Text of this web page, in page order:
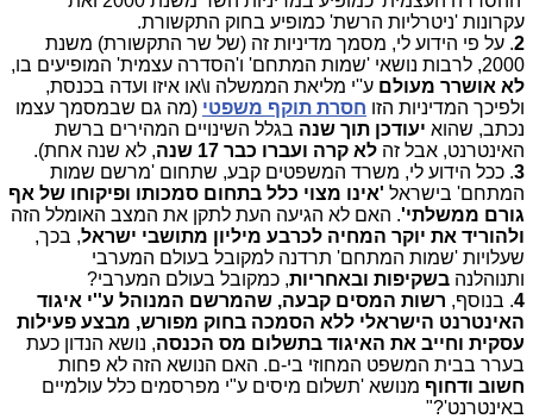
עקרונות 'ניטרליות הרשת' כמופיע בחוק התקשורת.
2. על פי הידוע לי, מסמך מדיניות זה (של שר התקשורת) משנת
2000, לרבות נושאי 'שמות המתחם' ו'הסדרה עצמית' המופיעים בו,
לא אושרר מעולם ע''י מליאת הממשלה ו\או איזו ועדה בכנסת,
ולפיכך המדיניות הזו חסרת תוקף משפטי (מה גם שבמסמך עצמו
נכתב, שהוא יעודכן תוך שנה בגלל השינויים המהירים ברשת
האינטרנט, אבל זה לא קרה ועברו כבר 17 שנה
, לא שנה אחת).
3. ככל הידוע לי, משרד המשפטים קבע, שתחום 'מרשם שמות
המתחם' בישראל 'אינו מצוי כלל בתחום סמכותו ופיקוחו של אף
גורם ממשלתי'. האם לא הגיעה העת לתקן את המצב האומלל הזה
ולהוריד את יוקר המחיה לכרבע מיליון מתושבי ישראל, בכך,
שעלויות 'שמות המתחם' תרדנה למקובל בעולם המערבי
ותנוהלנה בשקיפות ובאחריות, כמקובל בעולם המערבי?
4. בנוסף, רשות המסים קבעה, שהמרשם המנוהל ע''י איגוד
האינטרנט הישראלי ללא הסמכה בחוק מפורש, מבצע פעילות
עסקית וחייב את האיגוד בתשלום מס הכנסה, נושא הנדון כעת
בערר בבית המשפט המחוזי בי-ם. האם הנושא הזה לא פחות
חשוב ודחוף מנושא 'תשלום מיסים ע"י מפרסמים כלל עולמיים
באינטרנט'?"